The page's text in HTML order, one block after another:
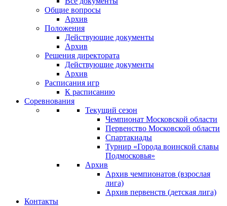
Общие вопросы
Архив
Положения
Действующие документы
Архив
Решения директората
Действующие документы
Архив
Расписания игр
К расписанию
Соревнования
Текущий сезон
Чемпионат Московской области
Первенство Московской области
Спартакиады
Турнир «Города воинской славы
Подмосковья»
Архив
Архив чемпионатов (взрослая
лига)
Архив первенств (детская лига)
Контакты